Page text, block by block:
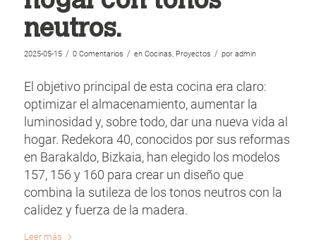
neutros.
2025-05-15 / 0 Comentarios / en Cocinas, Proyectos / por admin
El objetivo principal de esta cocina era claro:
optimizar el almacenamiento, aumentar la
luminosidad y, sobre todo, dar una nueva vida al
hogar. Redekora 40, conocidos por sus reformas
en Barakaldo, Bizkaia, han elegido los modelos
157, 156 y 160 para crear un diseño que
combina la sutileza de los tonos neutros con la
calidez y fuerza de la madera.
Leer más